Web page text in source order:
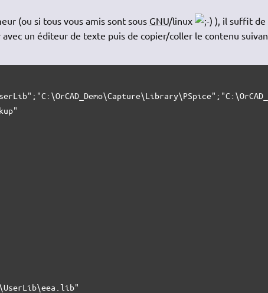
(ou si tous vous amis sont sous GNU/linux
), il suffit de
un éditeur de texte puis de copier/coller le contenu